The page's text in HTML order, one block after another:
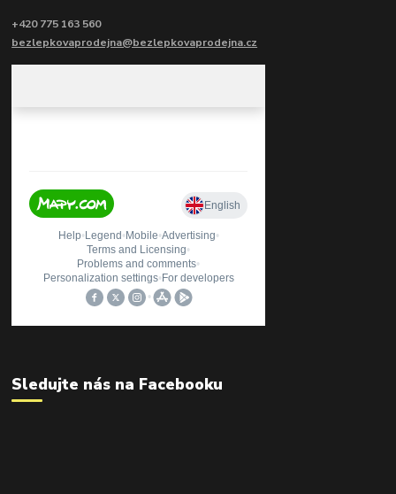
+420 775 163 560
bezlepkovaprodejna@bezlepkovaprodejna.cz
Sledujte nás na Facebooku